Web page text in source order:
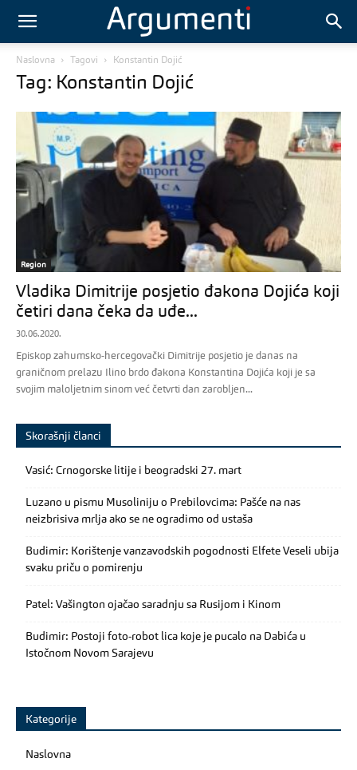
Naslovna Tagovi Konstantin Dojić
Tag: Konstantin Dojić
Region
Vladika Dimitrije posjetio đakona Dojića koji
četiri dana čeka da uđe...
30.06.2020.
Episkop zahumsko-hercegovački Dimitrije posjetio je danas na
graničnom prelazu Ilino brdo đakona Konstantina Dojića koji je sa
svojim maloljetnim sinom već četvrti dan zarobljen...
Skorašnji članci
Vasić: Crnogorske litije i beogradski 27. mart
Luzano u pismu Musoliniju o Prebilovcima: Pašće na nas
neizbrisiva mrlja ako se ne ogradimo od ustaša
Budimir: Korištenje vanzavodskih pogodnosti Elfete Veseli ubija
svaku priču o pomirenju
Patel: Vašington ojačao saradnju sa Rusijom i Kinom
Budimir: Postoji foto-robot lica koje je pucalo na Dabića u
Istočnom Novom Sarajevu
Kategorije
Naslovna